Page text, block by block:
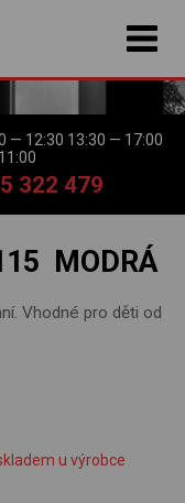
— 12:30 13:30 — 17:00
322 479
MODRÁ
Vhodné pro děti od
u výrobce